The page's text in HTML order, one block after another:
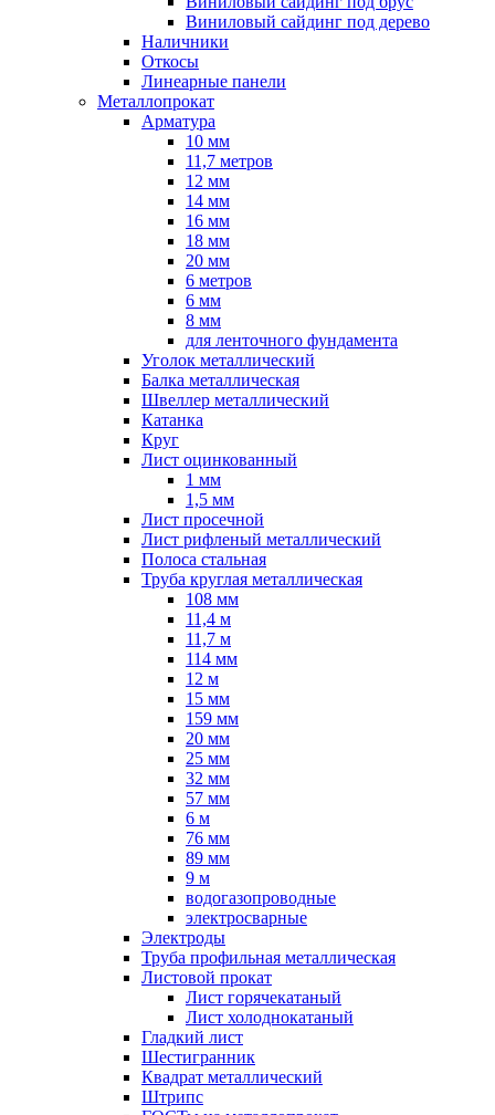
Виниловый сайдинг под дерево
Наличники
Откосы
Линеарные панели
Металлопрокат
Арматура
10 мм
11,7 метров
12 мм
14 мм
16 мм
18 мм
20 мм
6 метров
6 мм
8 мм
для ленточного фундамента
Уголок металлический
Балка металлическая
Швеллер металлический
Катанка
Круг
Лист оцинкованный
1 мм
1,5 мм
Лист просечной
Лист рифленый металлический
Полоса стальная
Труба круглая металлическая
108 мм
11,4 м
11,7 м
114 мм
12 м
15 мм
159 мм
20 мм
25 мм
32 мм
57 мм
6 м
76 мм
89 мм
9 м
водогазопроводные
электросварные
Электроды
Труба профильная металлическая
Листовой прокат
Лист горячекатаный
Лист холоднокатаный
Гладкий лист
Шестигранник
Квадрат металлический
Штрипс